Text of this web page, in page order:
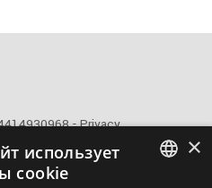
-Privacy
×
использует
cookie